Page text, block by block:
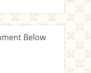
Below